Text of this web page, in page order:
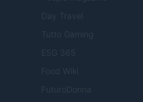
Day Travel
Tutto Gaming
ESG 365
Food Wiki
FuturoDonna